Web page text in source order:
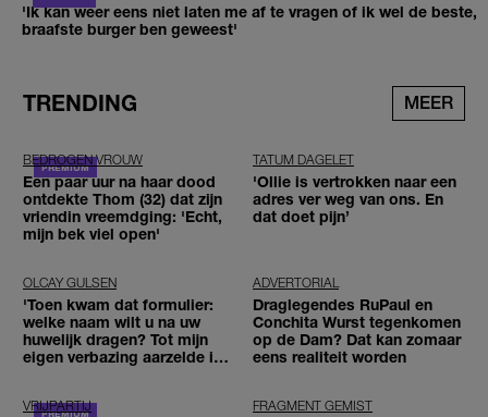
'Ik kan weer eens niet laten me af te vragen of ik wel de beste,
braafste burger ben geweest'
TRENDING MEER
BEDROGEN VROUW
Een paar uur na haar dood
ontdekte Thom (32) dat zijn
vriendin vreemdging: 'Echt,
mijn bek viel open'
TATUM DAGELET
'Ollie is vertrokken naar een
adres ver weg van ons. En
dat doet pijn’
OLCAY GULSEN
'Toen kwam dat formulier:
welke naam wilt u na uw
huwelijk dragen? Tot mijn
eigen verbazing aarzelde ik
ADVERTORIAL
Draglegendes RuPaul en
Conchita Wurst tegenkomen
op de Dam? Dat kan zomaar
eens realiteit worden
VRIJPARTIJ FRAGMENT GEMIST